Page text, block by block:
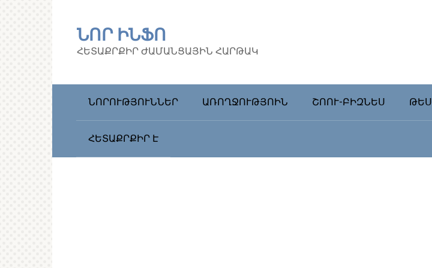
ՆՈՐ ԻՆՖՈ
ՀԵՏԱՔՐՔԻՐ ԺԱՄԱՆՑԱՅԻՆ ՀԱՐԹԱԿ
ՆՈՐՈՒԹՅՈՒՆՆԵՐ ԱՌՈՂՋՈՒԹՅՈԻՆ ՇՈՈՒ-ԲԻԶՆԵՍ
ՀԵՏԱՔՐՔԻՐ Է